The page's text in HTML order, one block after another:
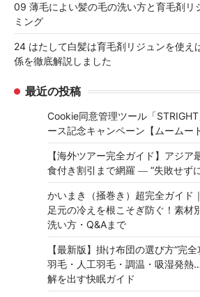
09 薄毛によい髪の毛の洗い方と育毛剤リ
ミング
24 はたして白髪は育毛剤リジュンを使え
係を徹底解説しました
最近の投稿
Cookie同意管理ツール「
ース記念キャンペーン【ムームー
【海外ツアー完全ガイド】アジア
食付き割引まで網羅 ― “失敗せず
かいまき（掻巻き）超完全ガイド
足元の冷えを根こそぎ防ぐ！素材
洗い方・Q&Aまで
【最新版】掛け布団の選び方“完
羽毛・人工羽毛・調温・吸湿発熱
解を出す快眠ガイド